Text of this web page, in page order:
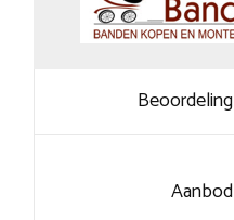
Beoordeling
Aanbod